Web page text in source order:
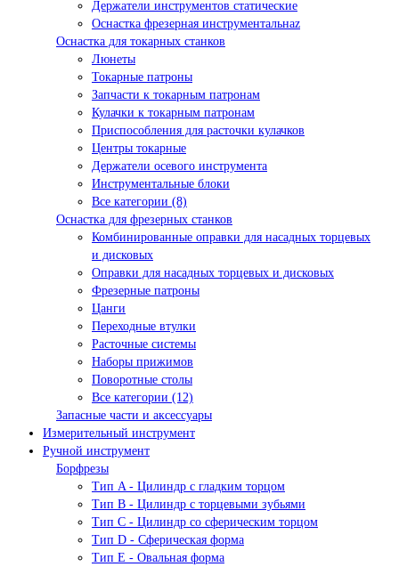
Держатели инструментов статические
Оснастка фрезерная инструментальнаz
Оснастка для токарных станков
Люнеты
Токарные патроны
Запчасти к токарным патронам
Кулачки к токарным патронам
Приспособления для расточки кулачков
Центры токарные
Держатели осевого инструмента
Инструментальные блоки
Все категории (8)
Оснастка для фрезерных станков
Комбинированные оправки для насадных торцевых
и дисковых
Оправки для насадных торцевых и дисковых
Фрезерные патроны
Цанги
Переходные втулки
Расточные системы
Наборы прижимов
Поворотные столы
Все категории (12)
Запасные части и аксессуары
Измерительный инструмент
Ручной инструмент
Борфрезы
Тип A - Цилиндр с гладким торцом
Тип В - Цилиндр с торцевыми зубьями
Тип С - Цилиндр со сферическим торцом
Тип D - Сферическая форма
Тип Е - Овальная форма